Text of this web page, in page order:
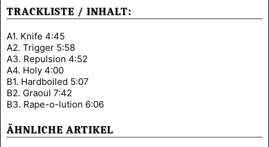
TRACKLISTE / INHALT:
A1. Knife 4:45
A2. Trigger 5:58
A3. Repulsion 4:52
A4. Holy 4:00
B1. Hardboiled 5:07
B2. Graoul 7:42
B3. Rape-o-lution 6:06
ÄHNLICHE ARTIKEL